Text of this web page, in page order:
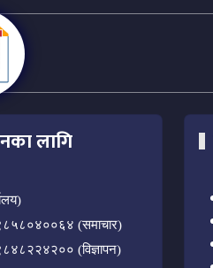
लागि
(समाचार)
(विज्ञापन)